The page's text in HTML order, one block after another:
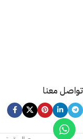
تواصل معنا